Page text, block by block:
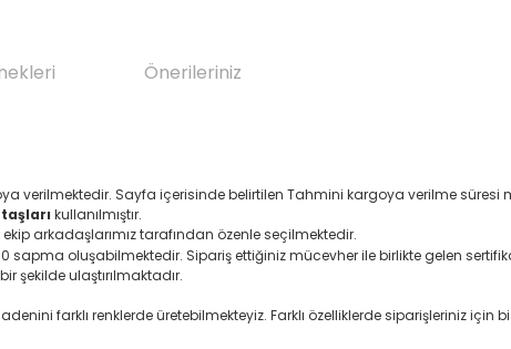
Önerileriniz
verilmektedir. Sayfa içerisinde belirtilen Tahmini kargoya verilme süresi
kullanılmıştır.
arkadaşlarımız tarafından özenle seçilmektedir.
sapma oluşabilmektedir. Sipariş ettiğiniz mücevher ile birlikte gelen
şekilde ulaştırılmaktadır.
farklı renklerde üretebilmekteyiz. Farklı özelliklerde siparişleriniz için